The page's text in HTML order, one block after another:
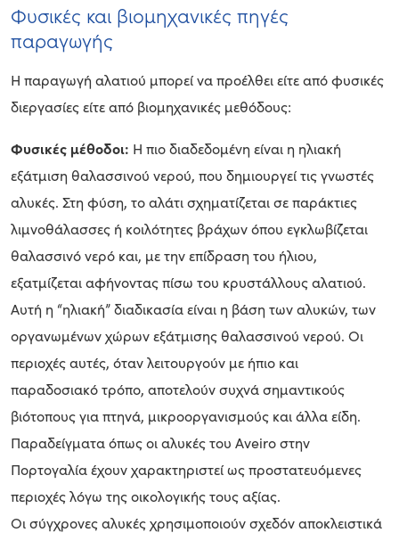
Φυσικές και βιομηχανικές πηγές
παραγωγής
Η παραγωγή αλατιού μπορεί να προέλθει είτε από φυσικές
διεργασίες είτε από βιομηχανικές μεθόδους:
Φυσικές μέθοδοι: Η πιο διαδεδομένη είναι η ηλιακή
εξάτμιση θαλασσινού νερού, που δημιουργεί τις γνωστές
αλυκές. Στη φύση, το αλάτι σχηματίζεται σε παράκτιες
λιμνοθάλασσες ή κοιλότητες βράχων όπου εγκλωβίζεται
θαλασσινό νερό και, με την επίδραση του ήλιου,
εξατμίζεται αφήνοντας πίσω του κρυστάλλους αλατιού.
Αυτή η “ηλιακή” διαδικασία είναι η βάση των αλυκών, των
οργανωμένων χώρων εξάτμισης θαλασσινού νερού. Οι
περιοχές αυτές, όταν λειτουργούν με ήπιο και
παραδοσιακό τρόπο, αποτελούν συχνά σημαντικούς
βιότοπους για πτηνά, μικροοργανισμούς και άλλα είδη.
Παραδείγματα όπως οι αλυκές του Aveiro στην
Πορτογαλία έχουν χαρακτηριστεί ως προστατευόμενες
περιοχές λόγω της οικολογικής τους αξίας.
Οι σύγχρονες αλυκές χρησιμοποιούν σχεδόν αποκλειστικά